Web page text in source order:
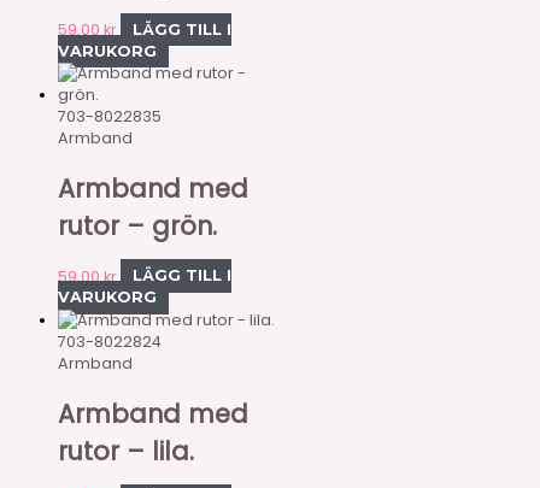
59,00 kr
LÄGG TILL I
VARUKORG
703-8022835
Armband
Armband med
rutor – grön.
59,00kr
LÄGG TILL I
VARUKORG
703-8022824
Armband
Armband med
rutor – lila.